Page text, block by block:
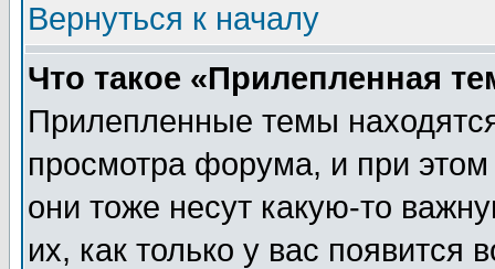
Вернуться к началу
Что такое «Прилепленная
Прилепленные темы
просмотра форума, и при
они тоже несут какую-то
их, как только у вас появится